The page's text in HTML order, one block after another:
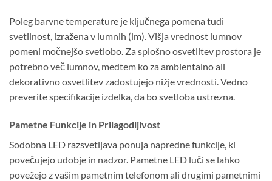
Poleg barvne temperature je ključnega pomena tudi
svetilnost, izražena v lumnih (lm). Višja vrednost lumnov
pomeni močnejšo svetlobo. Za splošno osvetlitev prostora je
potrebno več lumnov, medtem ko za ambientalno ali
dekorativno osvetlitev zadostujejo nižje vrednosti. Vedno
preverite specifikacije izdelka, da bo svetloba ustrezna.
Pametne Funkcije in Prilagodljivost
Sodobna LED razsvetljava ponuja napredne funkcije, ki
povečujejo udobje in nadzor. Pametne LED luči se lahko
povežejo z vašim pametnim telefonom ali drugimi pametnimi